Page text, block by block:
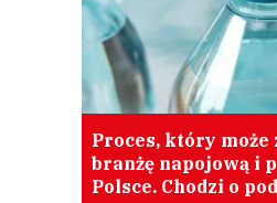
Proces, który może
branżę napojową i
Polsce. Chodzi o